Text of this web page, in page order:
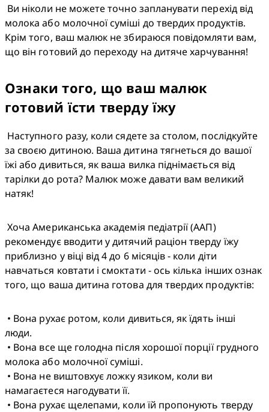
молока або молочної суміші до твердих продуктів.
Крім того, ваш малюк не збираюся повідомляти вам,
що він готовий до переходу на дитяче харчування!
Ознаки того, що ваш малюк
готовий їсти тверду їжу
за своєю дитиною. Ваша дитина тягнеться до вашої
їжі або дивиться, як ваша вилка піднімається від
тарілки до рота? Малюк може давати вам великий
натяк!
Хоча Американська академія педіатрії (AAП)
рекомендує вводити у дитячий раціон тверду їжу
приблизно у віці від 4 до 6 місяців - коли діти
навчаться ковтати і смоктати - ось кілька інших ознак
того, що ваша дитина готова для твердих продуктів:
люди.
молока або молочної суміші.
намагаєтеся нагодувати її.